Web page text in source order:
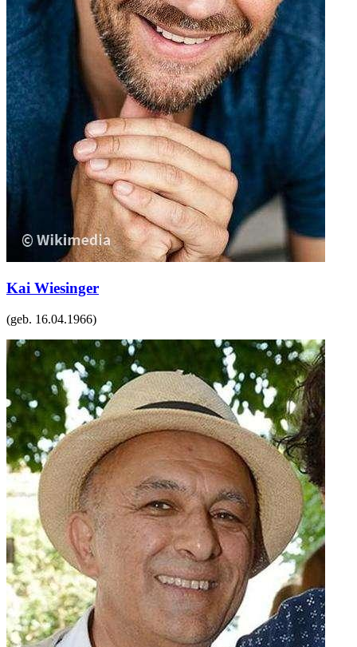
Kai Wiesinger
(geb. 16.04.1966)